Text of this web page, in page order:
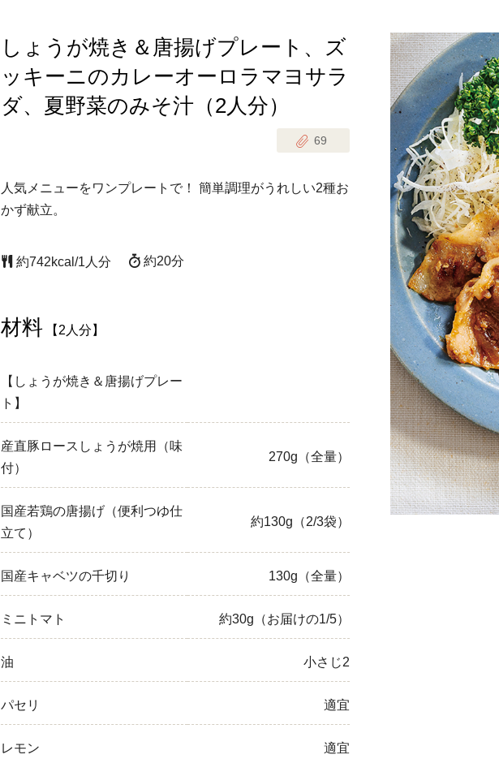
しょうが焼き＆唐揚げプレート、ズ
ッキーニのカレーオーロラマヨサラ
ダ、夏野菜のみそ汁（2人分）
69
人気メニューをワンプレートで！ 簡単調理がうれしい2種お
かず献立。
約742kcal/1人分 約20分
材料 【2人分】
【しょうが焼き＆唐揚げプレー
ト】
産直豚ロースしょうが焼用（味
付）
270g（全量）
国産若鶏の唐揚げ（便利つゆ仕
立て）
約130g（2/3袋）
国産キャベツの千切り 130g（全量）
ミニトマト 約30g（お届けの1/5）
油 小さじ2
パセリ 適宜
レモン 適宜
ひとさじのときめき時間
1歳半からの幼児食
有賀薫さんのスープ
鶏肉
魚 アスパラガス
トマト
主菜 副菜
コトコト